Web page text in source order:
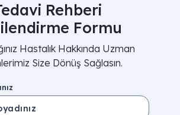
Rehberi
Formu
Hastalık Hakkında Uzman
Size Dönüş Sağlasın.